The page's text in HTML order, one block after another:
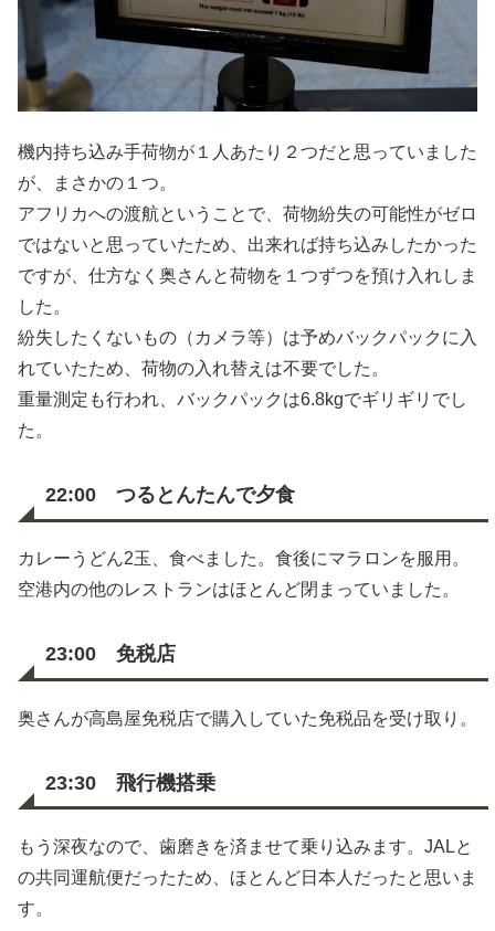
機内持ち込み手荷物が１人あたり２つだと思っていました
が、まさかの１つ。
アフリカへの渡航ということで、荷物紛失の可能性がゼロ
ではないと思っていたため、出来れば持ち込みしたかった
ですが、仕方なく奥さんと荷物を１つずつを預け入れしま
した。
紛失したくないもの（カメラ等）は予めバックパックに入
れていたため、荷物の入れ替えは不要でした。
重量測定も行われ、バックパックは6.8kgでギリギリでし
た。
22:00 つるとんたんで夕食
カレーうどん2玉、食べました。食後にマラロンを服用。
空港内の他のレストランはほとんど閉まっていました。
23:00 免税店
奥さんが高島屋免税店で購入していた免税品を受け取り。
23:30 飛行機搭乗
もう深夜なので、歯磨きを済ませて乗り込みます。JALと
の共同運航便だったため、ほとんど日本人だったと思いま
す。